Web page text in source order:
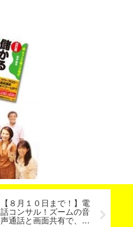
【８月１０日まで！】電
話コンサル！ズームの音
声通話と画面共有で、集
加！】
の生徒